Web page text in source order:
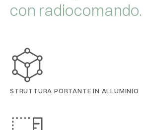
con radiocomando.
STRUTTURA PORTANTE IN ALLUMINIO